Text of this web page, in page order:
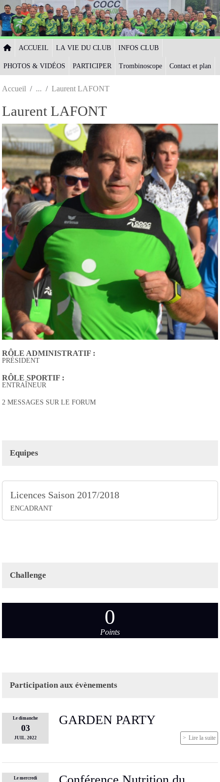
ACCUEIL LA VIE DU CLUB INFOS CLUB
PHOTOS & VIDÉOS PARTICIPER Trombinoscope Contact et plan
Accueil Laurent LAFONT
Laurent LAFONT
RÔLE ADMINISTRATIF :
PRÉSIDENT
RÔLE SPORTIF :
ENTRAÎNEUR
2 MESSAGES SUR LE FORUM
Equipes
Licences Saison 2017/2018
ENCADRANT
Challenge
0
Points
Participation aux évènements
Le dimanche
03
JUIL. 2022
GARDEN PARTY
Lire la suite
Le mercredi
Panneau de gestion des cookies